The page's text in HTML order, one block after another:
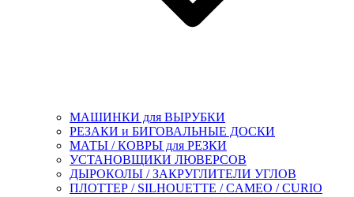
МАШИНКИ для ВЫРУБКИ
РЕЗАКИ и БИГОВАЛЬНЫЕ ДОСКИ
МАТЫ / КОВРЫ для РЕЗКИ
УСТАНОВЩИКИ ЛЮВЕРСОВ
ДЫРОКОЛЫ / ЗАКРУГЛИТЕЛИ УГЛОВ
ПЛОТТЕР / SILHOUETTE / CAMEO / CURIO